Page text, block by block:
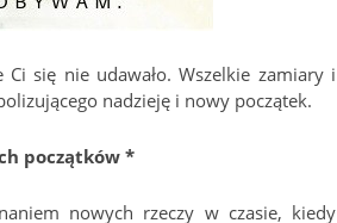
się nie udawało. Wszelkie zamiary i
nadzieję i nowy początek.
początków *
nowych rzeczy w czasie, kiedy